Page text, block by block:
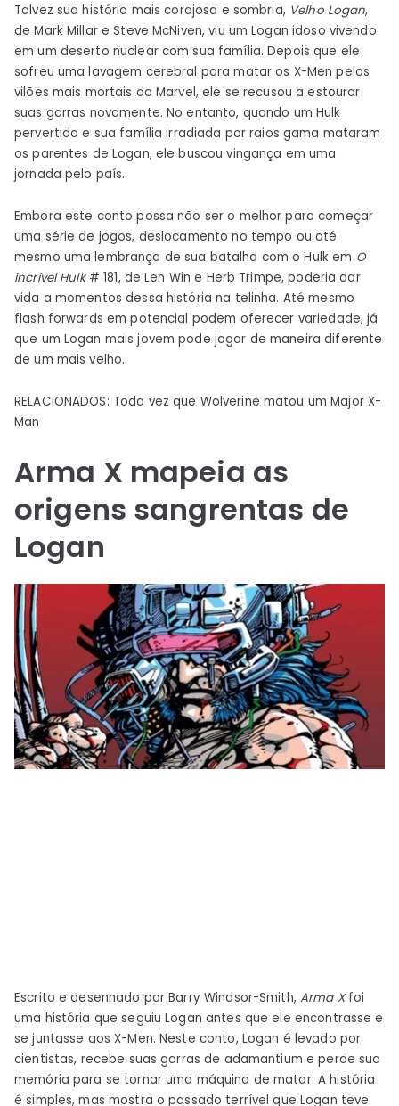
Talvez sua história mais corajosa e sombria, Velho Logan,
de Mark Millar e Steve McNiven, viu um Logan idoso vivendo
em um deserto nuclear com sua família. Depois que ele
sofreu uma lavagem cerebral para matar os X-Men pelos
vilões mais mortais da Marvel, ele se recusou a estourar
suas garras novamente. No entanto, quando um Hulk
pervertido e sua família irradiada por raios gama mataram
os parentes de Logan, ele buscou vingança em uma
jornada pelo país.
Embora este conto possa não ser o melhor para começar
uma série de jogos, deslocamento no tempo ou até
mesmo uma lembrança de sua batalha com o Hulk em O
incrível Hulk# 181, de Len Win e Herb Trimpe, poderia dar
vida a momentos dessa história na telinha. Até mesmo
flash forwards em potencial podem oferecer variedade, já
que um Logan mais jovem pode jogar de maneira diferente
de um mais velho.
RELACIONADOS: Toda vez que Wolverine matou um Major X-
Man
Arma X mapeia as
origens sangrentas de
Logan
Escrito e desenhado por Barry Windsor-Smith, Arma Xfoi
uma história que seguiu Logan antes que ele encontrasse e
se juntasse aos X-Men. Neste conto, Logan é levado por
cientistas, recebe suas garras de adamantium e perde sua
memória para se tornar uma máquina de matar. A história
é simples, mas mostra o passado terrível que Logan teve